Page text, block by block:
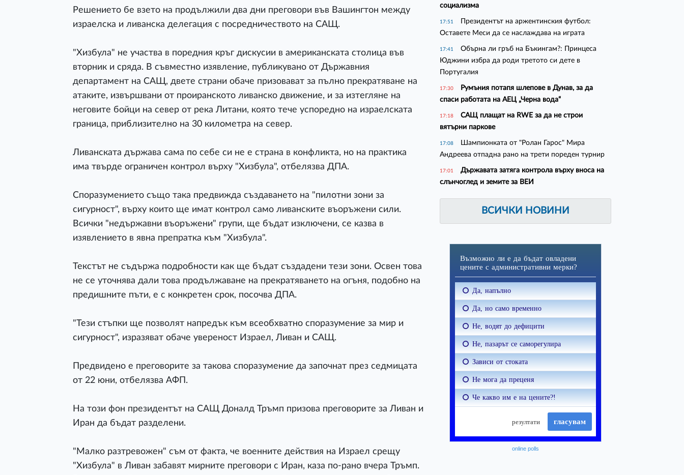
Решението бе взето на продължили два дни преговори във Вашингтон между
израелска и ливанска делегация с посредничеството на САЩ.
"Хизбула" не участва в поредния кръг дискусии в американската столица във
вторник и сряда. В съвместно изявление, публикувано от Държавния
департамент на САЩ, двете страни обаче призовават за пълно прекратяване на
атаките, извършвани от проиранското ливанско движение, и за изтегляне на
неговите бойци на север от река Литани, която тече успоредно на израелската
граница, приблизително на 30 километра на север.
Ливанската държава сама по себе си не е страна в конфликта, но на практика
има твърде ограничен контрол върху "Хизбула", отбелязва ДПА.
Споразумението също така предвижда създаването на "пилотни зони за
сигурност", върху които ще имат контрол само ливанските въоръжени сили.
Всички "недържавни въоръжени" групи, ще бъдат изключени, се казва в
изявлението в явна препратка към "Хизбула".
Текстът не съдържа подробности как ще бъдат създадени тези зони. Освен това
не се уточнява дали това продължаване на прекратяването на огъня, подобно на
предишните пъти, е с конкретен срок, посочва ДПА.
"Тези стъпки ще позволят напредък към всеобхватно споразумение за мир и
сигурност", изразяват обаче увереност Израел, Ливан и САЩ.
Предвидено е преговорите за такова споразумение да започнат през седмицата
от 22 юни, отбелязва АФП.
На този фон президентът на САЩ Доналд Тръмп призова преговорите за Ливан и
Иран да бъдат разделени.
"Малко разтревожен" съм от факта, че военните действия на Израел срещу
"Хизбула" в Ливан забавят мирните преговори с Иран, каза по-рано вчера Тръмп.
социализма
17:51
Президентът на аржентинския футбол:
Оставете Меси да се наслаждава на играта
17:41
Обърна ли гръб на Бъкингам?: Принцеса
Юджини избра да роди третото си дете в
Португалия
17:30
Румъния потапя шлепове в Дунав, за да
спаси работата на АЕЦ „Черна вода“
17:18
САЩ плащат на RWE за да не строи
вятърни паркове
17:08
Шампионката от "Ролан Гарос" Мира
Андреева отпадна рано на трети пореден турнир
17:01
Държавата затяга контрола върху вноса на
слънчоглед и земите за ВЕИ
ВСИЧКИ НОВИНИ
online polls